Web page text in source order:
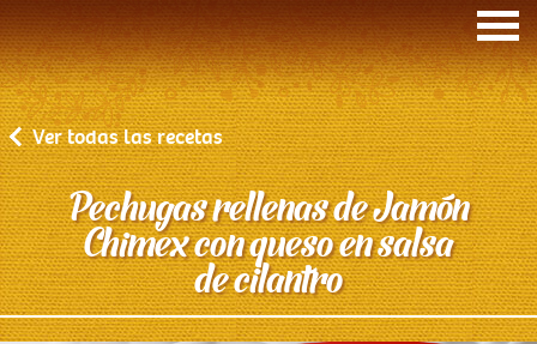
Inicio
Recetas de la comadre
Ver todas las recetas
Pechugas rellenas de Jamón
Chimex con queso en salsa
de cilantro